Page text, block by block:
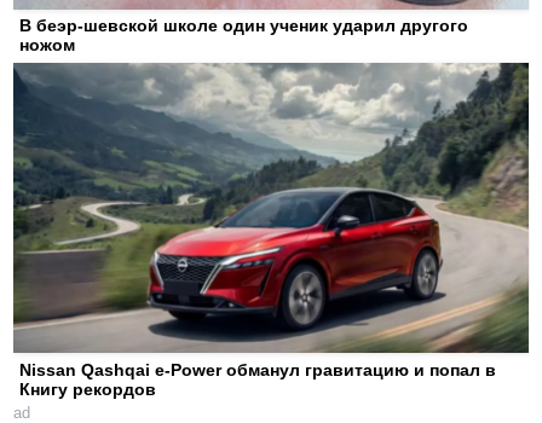
В беэр-шевской школе один ученик ударил другого
ножом
Nissan Qashqai e-Power обманул гравитацию и попал в
Книгу рекордов
ad